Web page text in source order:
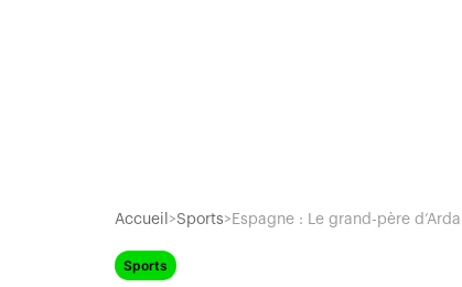
Accueil >Sports> Espagne : Le grand-père
Sports